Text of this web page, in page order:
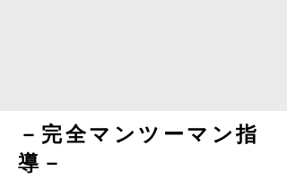
－完全マンツーマン指
導－